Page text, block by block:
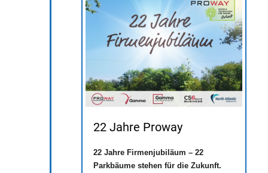
22 Jahre Proway
22 Jahre Firmenjubiläum – 22
Parkbäume stehen für die Zukunft.